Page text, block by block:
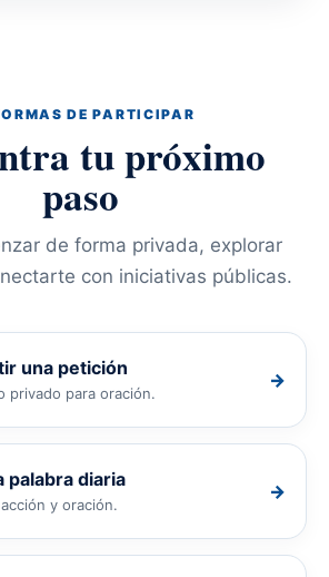
DE PARTICIPAR
tu próximo
paso
de forma privada, explorar
con iniciativas públicas.
una petición
privado para oración.
→
palabra diaria
y oración.
→